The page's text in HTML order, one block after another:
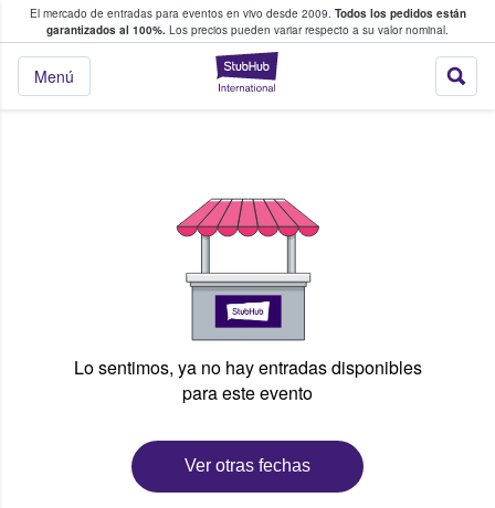
El mercado de entradas para eventos en vivo desde 2009. Todos los pedidos están
garantizados al 100%. Los precios pueden variar respecto a su valor nominal.
StubHub:
Menú
y venta de entradas entre fans
Lo sentimos, ya no hay entradas disponibles
para este evento
Ver otras fechas